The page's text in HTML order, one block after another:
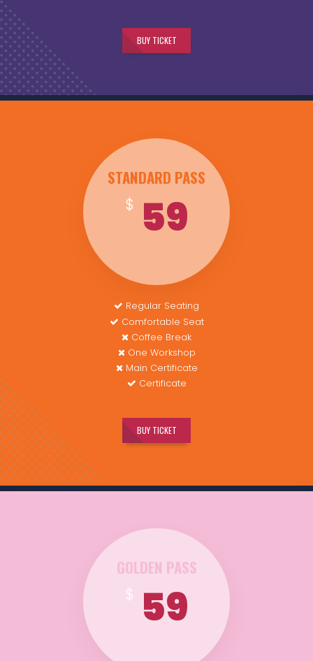
BUY TICKET
STANDARD PASS
$ 59
Regular Seating
Comfortable Seat
Coffee Break
One Workshop
Main Certificate
Certificate
BUY TICKET
GOLDEN PASS
$ 59